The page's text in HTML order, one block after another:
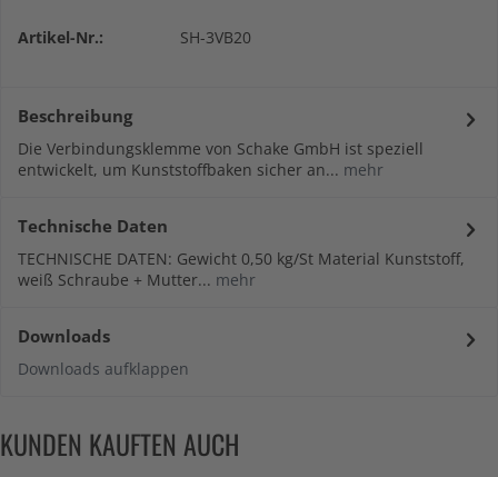
Artikel-Nr.: SH-3VB20
Beschreibung
Die Verbindungsklemme von Schake GmbH ist speziell
entwickelt, um Kunststoffbaken sicher an... mehr
Technische Daten
TECHNISCHE DATEN: Gewicht 0,50 kg/St Material Kunststoff,
weiß Schraube + Mutter... mehr
Downloads
Downloads aufklappen
KUNDEN KAUFTEN AUCH